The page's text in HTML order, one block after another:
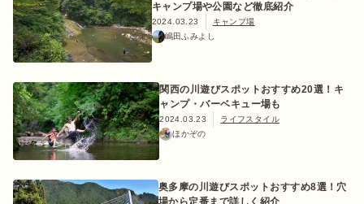
キャンプ場や公園など徹底紹介
2024.03.23
キャンプ場
嶋田ふみよし
関西の川遊びスポットおすすめ20選！キ
ャンプ・バーベキュー場も
2024.03.23
ライフスタイル
ほかぞの
奥多摩の川遊びスポットおすすめ8選！穴
場から定番まで詳しく紹介
検索
ショップ